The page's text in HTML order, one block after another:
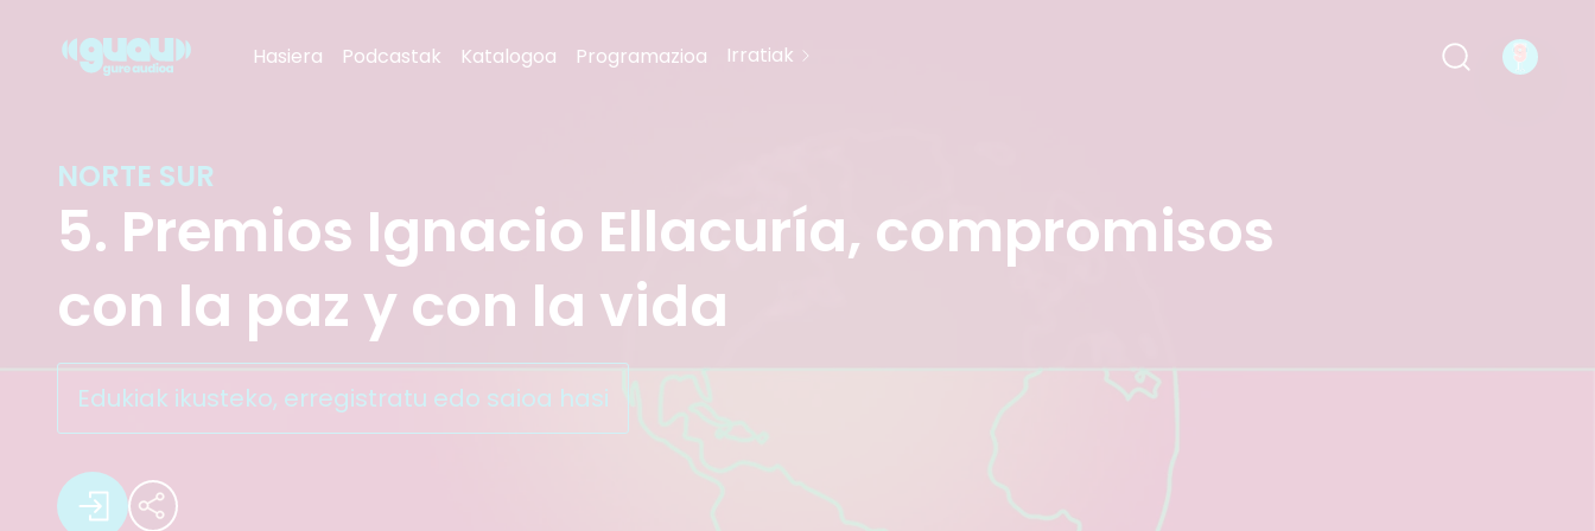
Hasiera Podcastak Katalogoa Programazioa Irratiak
Gaztea
Radio Euskadi
Euskadi Irratia
NORTE SUR
5. Premios Ignacio Ellacuría, compromisos
con la paz y con la vida
Edukiak ikusteko, erregistratu edo saioa hasi